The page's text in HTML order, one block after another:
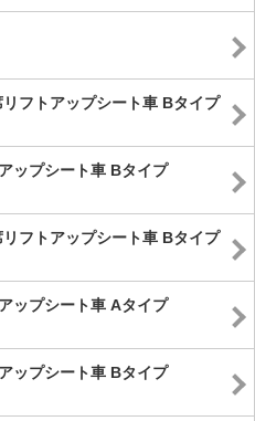
フトアップシート車 Bタイプ
ップシート車 Bタイプ
フトアップシート車 Bタイプ
ップシート車 Aタイプ
ップシート車 Bタイプ